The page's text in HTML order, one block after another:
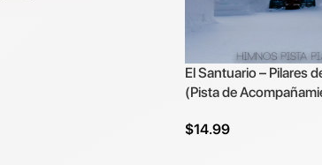
El Santuario – Pilares
(Pista de
$14.99